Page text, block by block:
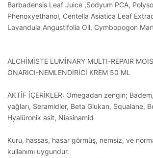
Barbadensis Leaf Juice ,Sodyum PCA,
Phenoxyethanol, Centella Asiatica Leaf
Lavandula Angustifolia Oil, Cymbopogon
ALCHİMİSTE LUMİNARY MULTI-REPAIR
ONARICI-NEMLENDİRİCİ KREM 50 ML
AKTİF İÇERİKLER: Omegadan zengin;
yağları, Seramidler, Beta Glukan, Squalane,
Hyalüronik asit, Niasinamid
Kuru, hassas, hasar görmüş, nemsiz, ve
kullanımı uygundur.